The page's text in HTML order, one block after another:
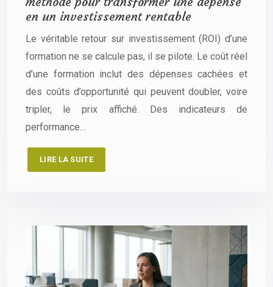
en un investissement rentable
Le véritable retour sur investissement (ROI) d’une
formation ne se calcule pas, il se pilote. Le coût réel
d’une formation inclut des dépenses cachées et
des coûts d’opportunité qui peuvent doubler, voire
tripler, le prix affiché. Des indicateurs de
performance…
LIRE LA SUITE